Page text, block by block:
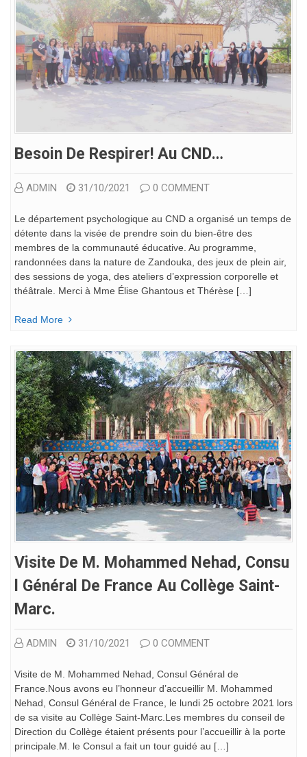
Besoin De Respirer! Au CND…
ADMIN 31/10/2021 0 COMMENT
Le département psychologique au CND a organisé un temps de
détente dans la visée de prendre soin du bien-être des
membres de la communauté éducative. Au programme,
randonnées dans la nature de Zandouka, des jeux de plein air,
des sessions de yoga, des ateliers d’expression corporelle et
théâtrale. Merci à Mme Élise Ghantous et Thérèse […]
Read More
Visite De M. Mohammed Nehad, Consu
L Général De France Au Collège Saint-
Marc.
ADMIN 31/10/2021 0 COMMENT
Visite de M. Mohammed Nehad, Consul Général de
France.Nous avons eu l’honneur d’accueillir M. Mohammed
Nehad, Consul Général de France, le lundi 25 octobre 2021 lors
de sa visite au Collège Saint-Marc.Les membres du conseil de
Direction du Collège étaient présents pour l’accueillir à la porte
principale.M. le Consul a fait un tour guidé au […]